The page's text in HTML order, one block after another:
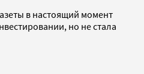
в настоящий момент
но не стала